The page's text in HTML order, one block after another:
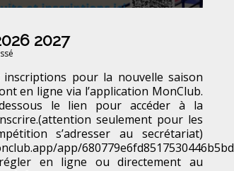
2027
pour la nouvelle saison
en ligne via l’application MonClub.
le lien pour accéder à la
seulement pour les
s’adresser au secrétariat)
app/680779e6fd8517530446b5bd
en ligne ou directement au